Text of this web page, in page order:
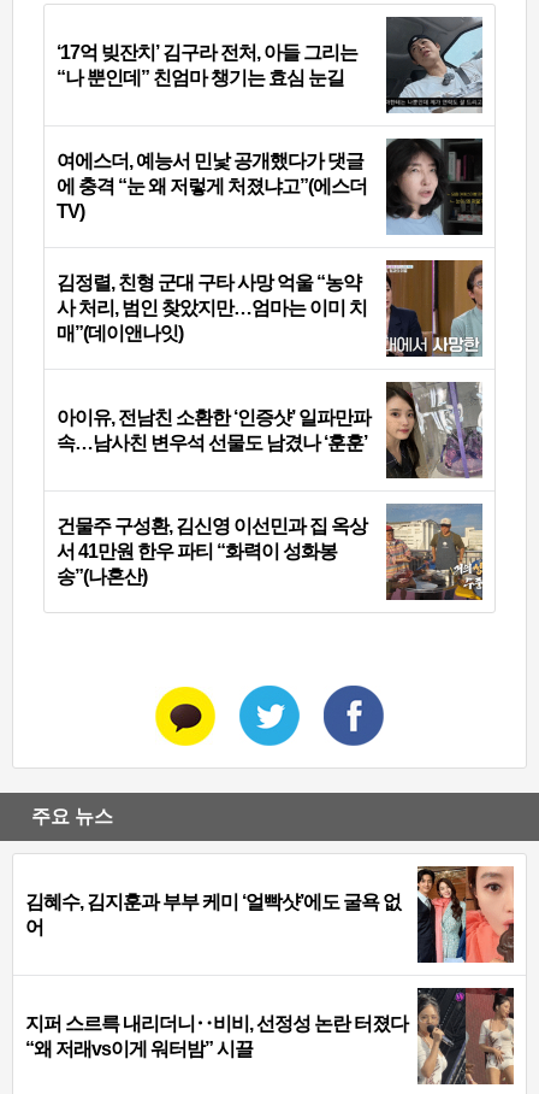
‘17억 빚잔치’ 김구라 전처, 아들 그리는
“나 뿐인데” 친엄마 챙기는 효심 눈길
여에스더, 예능서 민낯 공개했다가 댓글
에 충격 “눈 왜 저렇게 처졌냐고”(에스더
TV)
김정렬, 친형 군대 구타 사망 억울 “농약
사 처리, 범인 찾았지만…엄마는 이미 치
매”(데이앤나잇)
아이유, 전남친 소환한 ‘인증샷’ 일파만파
속…남사친 변우석 선물도 남겼나 ‘훈훈’
건물주 구성환, 김신영 이선민과 집 옥상
서 41만원 한우 파티 “화력이 성화봉
송”(나혼산)
주요 뉴스
김혜수, 김지훈과 부부 케미 ‘얼빡샷’에도 굴욕 없
어
지퍼 스르륵 내리더니‥비비, 선정성 논란 터졌다
“왜 저래vs이게 워터밤” 시끌